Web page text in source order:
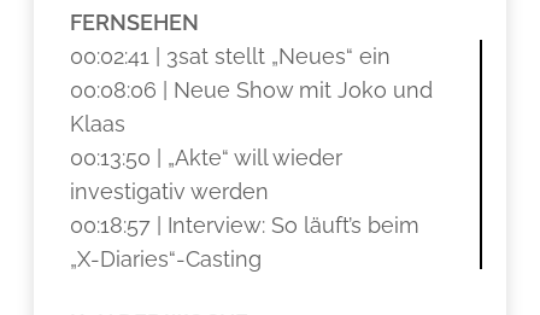
FERNSEHEN
00:02:41 | 3sat stellt „Neues“ ein
00:08:06 | Neue Show mit Joko und
Klaas
00:13:50 | „Akte“ will wieder
investigativ werden
00:18:57 | Interview: So läuft’s beim
„X-Diaries“-Casting